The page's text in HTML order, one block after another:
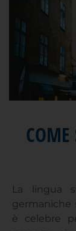
La lingua
germaniche
è celebre